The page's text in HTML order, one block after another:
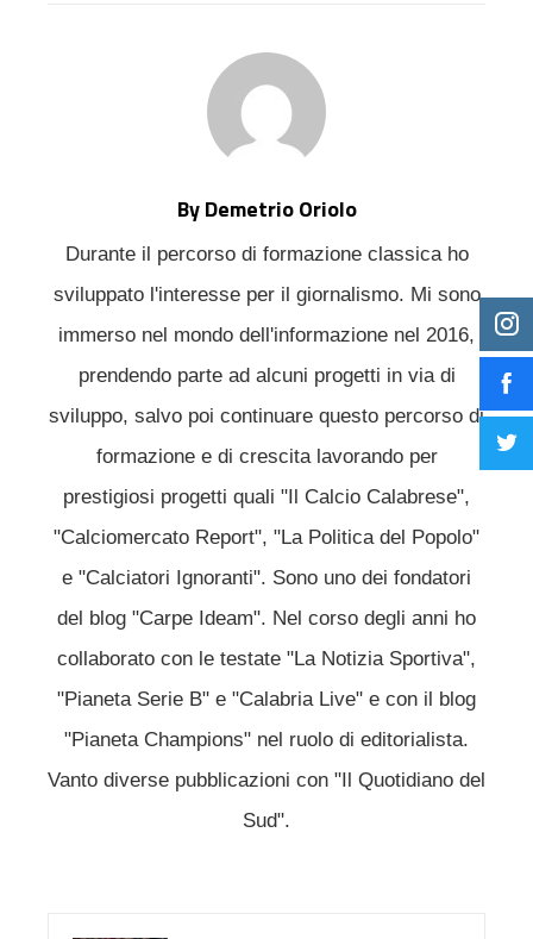
By Demetrio Oriolo
Durante il percorso di formazione classica ho
sviluppato l'interesse per il giornalismo. Mi sono
immerso nel mondo dell'informazione nel 2016,
prendendo parte ad alcuni progetti in via di
sviluppo, salvo poi continuare questo percorso di
formazione e di crescita lavorando per
prestigiosi progetti quali "Il Calcio Calabrese",
"Calciomercato Report", "La Politica del Popolo"
e "Calciatori Ignoranti". Sono uno dei fondatori
del blog "Carpe Ideam". Nel corso degli anni ho
collaborato con le testate "La Notizia Sportiva",
"Pianeta Serie B" e "Calabria Live" e con il blog
"Pianeta Champions" nel ruolo di editorialista.
Vanto diverse pubblicazioni con "Il Quotidiano del
Sud".